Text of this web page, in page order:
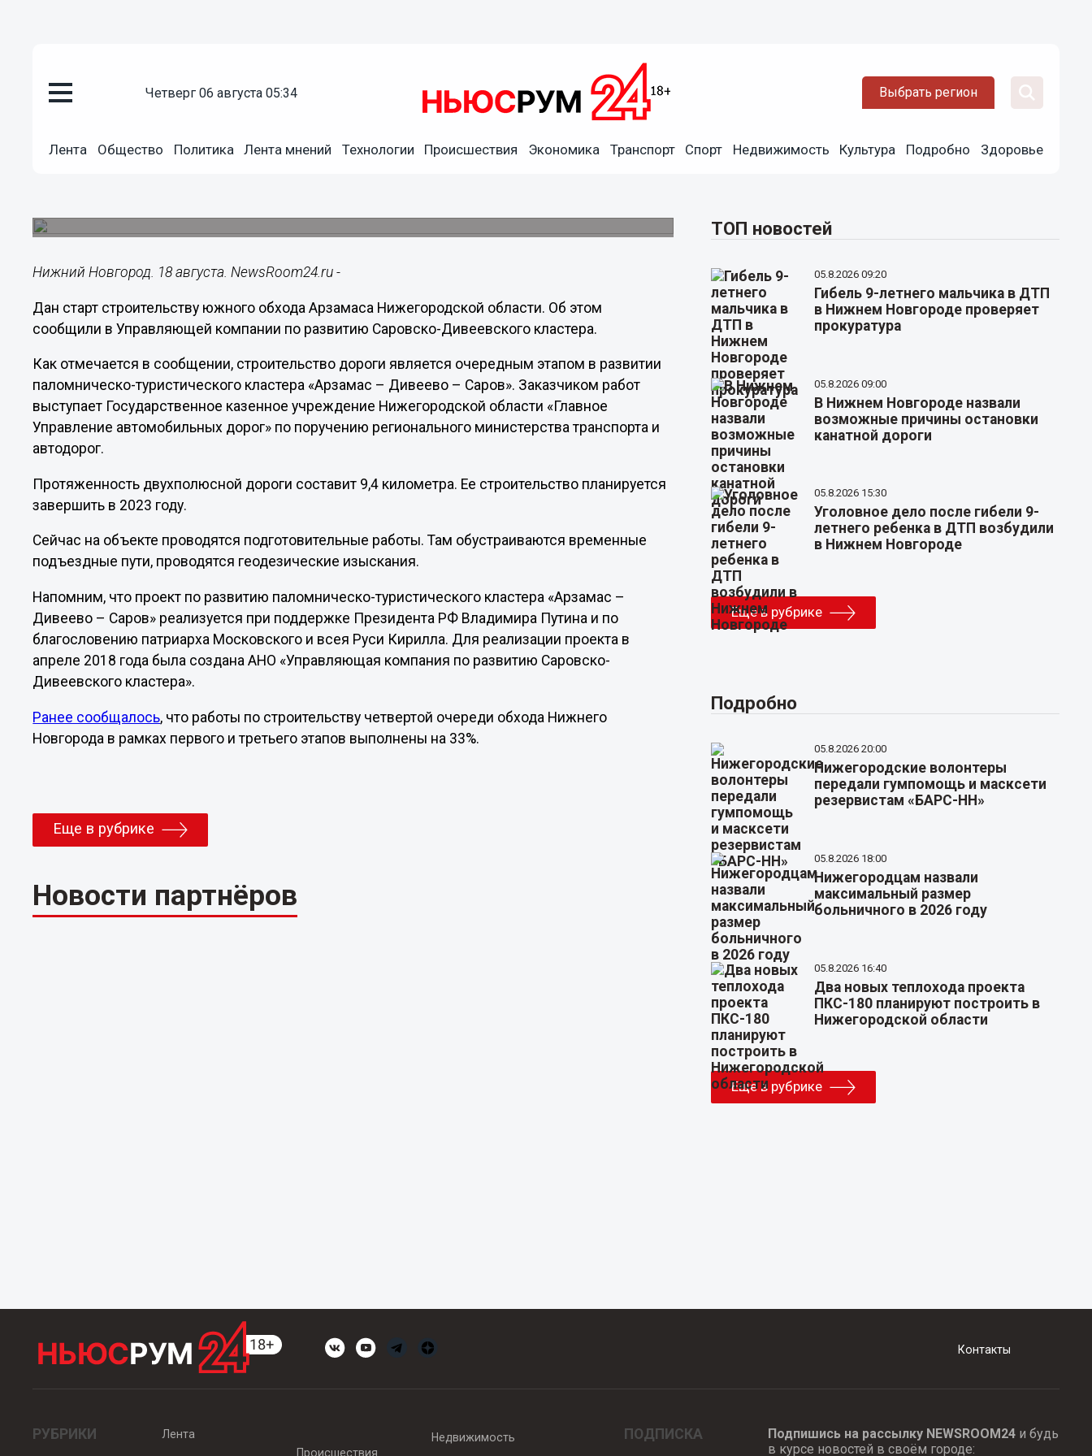
четверг 06 августа 05:34 Выбрать регион
Лента Общество Политика Лента мнений Технологии Происшествия Экономика Транспорт Спорт Недвижимость Культура Подробно Здоровье
В Нижегородской области стартовало строительство
Нижний Новгород. 18 августа. NewsRoom24.ru -
Дан старт строительству южного обхода Арзамаса Нижегородской области. Об этом
сообщили в Управляющей компании по развитию Саровско-Дивеевского кластера.
Как отмечается в сообщении, строительство дороги является очередным этапом в развитии
паломническо-туристического кластера «Арзамас – Дивеево – Саров». Заказчиком работ
выступает Государственное казенное учреждение Нижегородской области «Главное
Управление автомобильных дорог» по поручению регионального министерства транспорта и
автодорог.
Протяженность двухполюсной дороги составит 9,4 километра. Ее строительство планируется
завершить в 2023 году.
Сейчас на объекте проводятся подготовительные работы. Там обустраиваются временные
подъездные пути, проводятся геодезические изыскания.
Напомним, что проект по развитию паломническо-туристического кластера «Арзамас –
Дивеево – Саров» реализуется при поддержке Президента РФ Владимира Путина и по
благословению патриарха Московского и всея Руси Кирилла. Для реализации проекта в
апреле 2018 года была создана АНО «Управляющая компания по развитию Саровско-
Дивеевского кластера».
Ранее сообщалось, что работы по строительству четвертой очереди обхода Нижнего
Новгорода в рамках первого и третьего этапов выполнены на 33%.
Еще в рубрике
Новости партнёров
ТОП новостей
05.8.2026 09:20
Гибель 9-летнего мальчика в ДТП
в Нижнем Новгороде проверяет
прокуратура
05.8.2026 09:00
В Нижнем Новгороде назвали
возможные причины остановки
канатной дороги
05.8.2026 15:30
Уголовное дело после гибели 9-
летнего ребенка в ДТП возбудили
в Нижнем Новгороде
Еще в рубрике
Подробно
05.8.2026 20:00
Нижегородские волонтеры
передали гумпомощь и масксети
резервистам «БАРС-НН»
05.8.2026 18:00
Нижегородцам назвали
максимальный размер
больничного в 2026 году
05.8.2026 16:40
Два новых теплохода проекта
ПКС-180 планируют построить в
Нижегородской области
Еще в рубрике
Контакты
РУБРИКИ
Лента
Происшествия
Недвижимость ПОДПИСКА Подпишись на рассылку NEWSROOM24и будь
в курсе новостей в своём городе: